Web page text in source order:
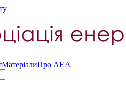
МатеріалиПро AEA